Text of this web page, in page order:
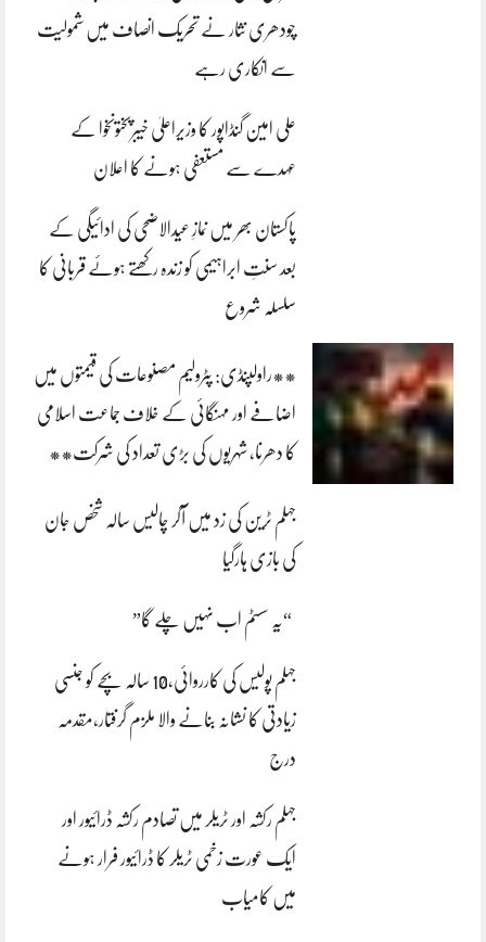
چودھری نثار نے تحریک انصاف میں شمولیت
سے انکاری رہے
علی امین گنڈاپور کا وزیراعلیٰ خیبرپختونخوا کے
عہدے سے مستعفی ہونے کا اعلان
پاکستان بھر میں نمازِ عیدالاضحی کی ادائیگی کے
بعد سنتِ ابراہیمی کو زندہ رکھتے ہوئے قربانی کا
سلسلہ شروع
**راولپنڈی: پٹرولیم مصنوعات کی قیمتوں میں
اضافے اور مہنگائی کے خلاف جماعت اسلامی
کا دھرنا، شہریوں کی بڑی تعداد کی شرکت**
جہلم ٹرین کی زد میں آکر چالیس سالہ شخص جان
کی بازی ہارگیا
“یہ سسٹم اب نہیں چلے گا”
جہلم پولیس کی کارروائی،10 سالہ بچے کو جنسی
زیادتی کا نشانہ بنانے والا ملزم گرفتار،مقدمہ
درج
جہلم رکشہ اور ٹریلر میں تصادم رکشہ ڈرائیور اور
ایک عورت زخمی ٹریلر کا ڈرائیور فرار ہونے
میں کامیاب